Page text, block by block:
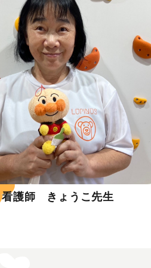
看護師 きょうこ先生